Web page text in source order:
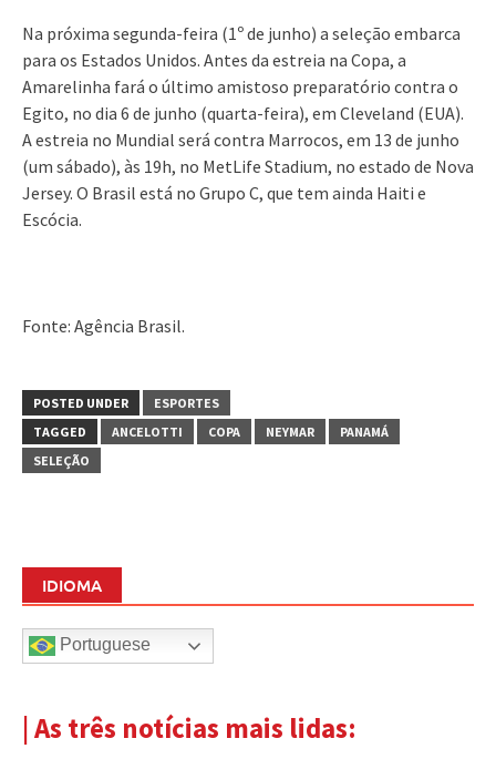
Na próxima segunda-feira (1º de junho) a seleção embarca
para os Estados Unidos. Antes da estreia na Copa, a
Amarelinha fará o último amistoso preparatório contra o
Egito, no dia 6 de junho (quarta-feira), em Cleveland (EUA).
A estreia no Mundial será contra Marrocos, em 13 de junho
(um sábado), às 19h, no MetLife Stadium, no estado de Nova
Jersey. O Brasil está no Grupo C, que tem ainda Haiti e
Escócia.
Fonte: Agência Brasil.
POSTED UNDER
ESPORTES
TAGGED
ANCELOTTI COPA NEYMAR
PANAMÁ
SELEÇÃO
IDIOMA
Portuguese
| As três notícias mais lidas: